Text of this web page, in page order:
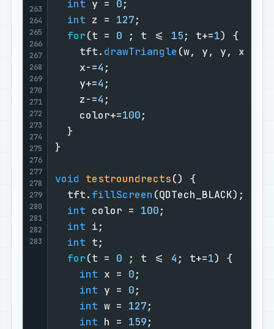
263
264
265
266
267
268
269
270
271
272
273
274
275
276
277
278
279
280
281
282
283
int y = 0;
int z = 127;
for(t = 0 ; t <= 15; t+=1) {
    tft.
drawTriangle (w, y, y, x, z,
    x-=
4 ;
    y+=
4 ;
    z-=
4 ;
    color+=
100;
  }
}
void testroundrects()
{
  tft.
fillScreen (QDTech_BLACK);
int color = 100;
int i;
int t;
for(t = 0 ; t <= 4 ; t+=1) {
int x = 0;
int y = 0;
int w = 127;
int h = 159;